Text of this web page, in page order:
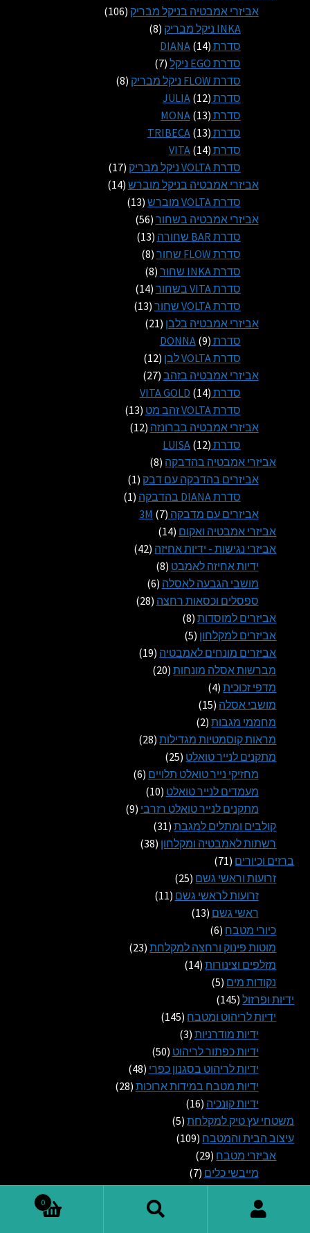
מוצרים
אביזרי אמבטיה בניקל מבריק 106
106
INKA ניקל מבריק 8
8
סדרת DIANA 14
14
מוצרים סדרת EGO ניקל 7
7
מוצרים
סדרת FLOW ניקל מבריק 8
8
סדרת JULIA 12
12
מוצרים סדרת MONA 13
13
מוצרים סדרת TRIBECA 13
13
מוצרים סדרת VITA 14
14
מוצרים סדרת VOLTA ניקל מבריק 17
17
מוצרים
אביזרי אמבטיה בניקל מוברש 14
14
סדרת VOLTA מוברש 13
13
אביזרי אמבטיה בשחור 56
56
מוצרים
סדרת BAR שחורה 13
13
סדרת FLOW שחור 8
8
מוצרים
סדרת INKA שחור 8
8
מוצרים
סדרת VITA בשחור 14
14
מוצרים
סדרת VOLTA שחור 13
13
אביזרי אמבטיה בלבן 21
21
סדרת DONNA 9
9
מוצרים סדרת VOLTA לבן 12
12
מוצרים
אביזרי אמבטיה בזהב 27
27
מוצרים
סדרת VITA GOLD 14
14
מוצרים סדרת VOLTA זהב מט 13
13
אביזרי אמבטיה בברונזה 12
12
סדרת LUISA 12
12
מוצרים
אביזרי אמבטיה בהדבקה 8
8
מוצריםאביזרים בהדבקה עם דבק 1מוצר
1
סדרת DIANA בהדבקה 1מוצר
אביזרים עם מדבקה 3M 7
7
מוצרים
אביזרי אמבטיה ואקום 14
14
מוצריםאביזרי נגישות - ידיות אחיזה 42
42
ידיות אחיזה לאמבט 8
8
מוצרים מושבי הגבעה לאסלה 6
6
מוצרים ספסלים וכסאות רחצה 28
28
אביזרים למוסדות 8
8
מוצרים
אביזרים למקלחון 5
5
מוצרים
אביזרים מונחים לאמבטיה 19
19
מברשות אסלה מונחות 20
20
מדפי זכוכית 4
4
מוצרים מושבי אסלה 15
15
מוצרים מחממי מגבות 2
2
מוצרים
מראות קוסמטיות מגדילות 28
28
מתקנים לנייר טואלט 25
25
מוצרים
מחזיקי נייר טואלט תלויים 6
6
מעמדים לנייר טואלט 10
10
מוצריםמתקנים לנייר טואלט רזרבי 9
9
קולבים ומתלים למגבת 31
31
מוצרים רשתות לאמבטיה ומקלחון 38
38
ברזים וכיורים 71
71
מוצרים
זרועות וראשי גשם 25
25
מוצריםזרועות לראשי גשם 11
11
ראשי גשם 13
13
כיורי מטבח 6
6
מוצרים
מוטות פינוק ורחצה למקלחת 23
23
מזלפים וצינורות 14
14
נקודות מים 5
5
ידיות ופרזול 145
145
מוצרים
ידיות לריהוט ומטבח 145
145
ידיות מודרניות 3
3
מוצריםידיות כפתור לריהוט 50
50
מוצריםידיות לריהוט בסגנון כפרי 48
48
מוצרים ידיות מטבח במידות ארוכות 28
28
ידיות קונכיה 16
16
מוצריםמשטחי עץ טיק למקלחת 5
5
מוצרים
עיצוב הבית והמטבח 109
109
אביזרי מטבח 29
29
מוצרים מייבשי כלים 7
7
מוצרים
מכסים אוניברסליים לסירים 3
3
מתקנים לניילון נצמד ונייר כסף 0